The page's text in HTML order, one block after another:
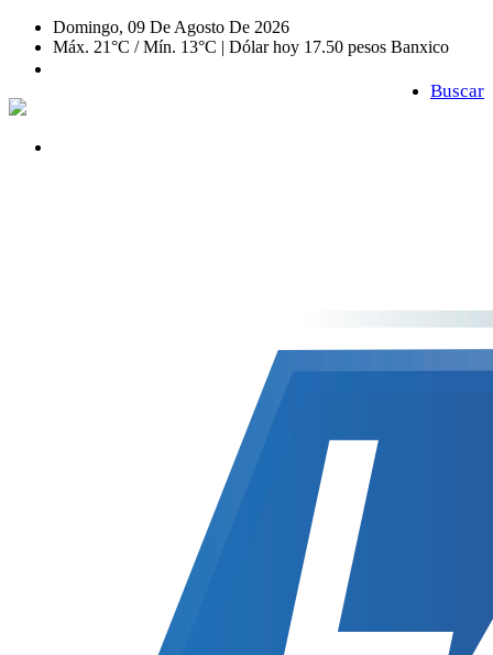
Domingo, 09 De Agosto De 2026
Máx. 21°C / Mín. 13°C | Dólar hoy 17.50 pesos Banxico
Buscar